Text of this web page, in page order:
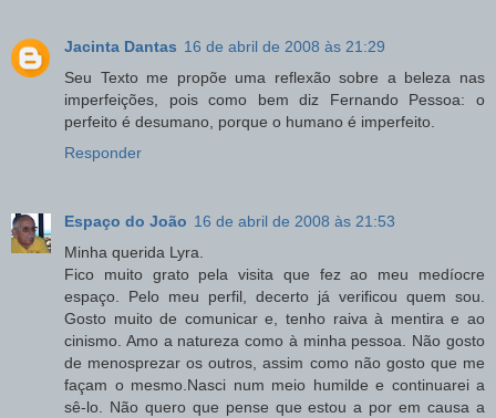
Jacinta Dantas 16 de abril de 2008 às 21:29
Seu Texto me propõe uma reflexão sobre a beleza nas
imperfeições, pois como bem diz Fernando Pessoa: o
perfeito é desumano, porque o humano é imperfeito.
Responder
Espaço do João 16 de abril de 2008 às 21:53
Minha querida Lyra.
Fico muito grato pela visita que fez ao meu medíocre
espaço. Pelo meu perfil, decerto já verificou quem sou.
Gosto muito de comunicar e, tenho raiva à mentira e ao
cinismo. Amo a natureza como à minha pessoa. Não gosto
de menosprezar os outros, assim como não gosto que me
façam o mesmo.Nasci num meio humilde e continuarei a
sê-lo. Não quero que pense que estou a por em causa a